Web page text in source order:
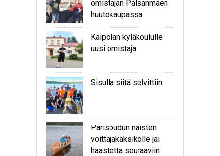
omistajan Palsanmäen
huutokaupassa
Kaipolan kyläkoululle
uusi omistaja
Sisulla siitä selvittiin
Parisoudun naisten
voittajakaksikolle jäi
haastetta seuraaviin